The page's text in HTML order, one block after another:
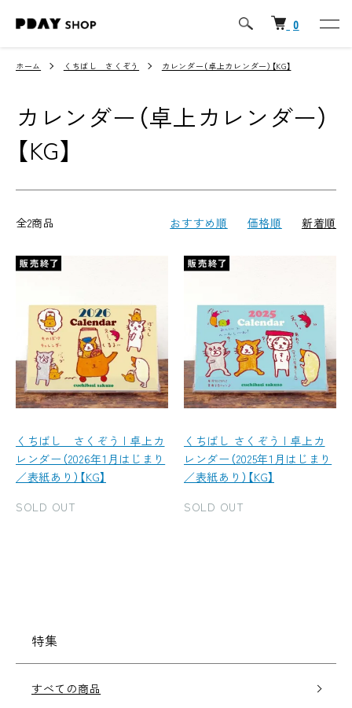
0
ホーム くちばし さくぞう カレンダー（卓上カレンダー）【KG】
カレンダー（卓上カレンダー）
【KG】
全2商品 おすすめ順 価格順 新着順
くちばし さくぞう | 卓上カ
レンダー（2026年1月はじまり
／表紙あり）【KG】
SOLD OUT
くちばし さくぞう | 卓上カ
レンダー（2025年1月はじまり
／表紙あり）【KG】
SOLD OUT
特集
すべての商品